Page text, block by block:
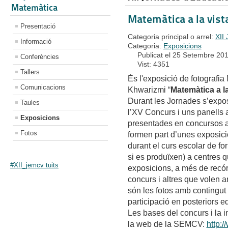
Matemàtica
Presentació
Informació
Conferències
Tallers
Comunicacions
Taules
Exposicions
Fotos
#XII_jemcv tuits
Matemàtica a la
Categoria principal o arrel: XII
Categoria: Exposicions
Publicat el 25 Setembre
Vist: 4351
És l'exposició de
Khwarizmi “Matemàtica a
Durant les Jornades
l’XV Concurs i uns
presentades en concursos
formen part d’unes
durant el curs escolar de
si es produïxen) a centres
exposicions, a més de
concurs i altres que volen
són les fotos amb
participació en posteriors
Les bases del concurs i la
la web de la SEMCV: